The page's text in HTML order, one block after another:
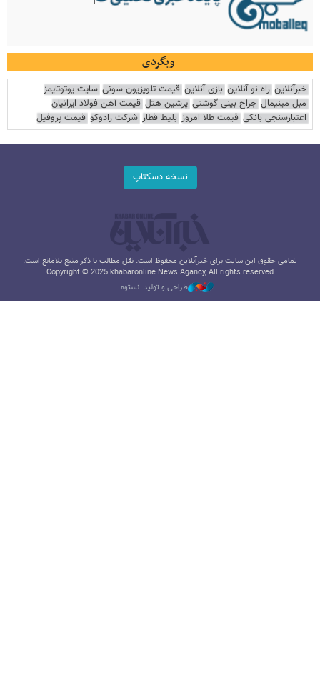
وبگردی
خبرآنلاین راه نو آنلاین بازی آنلاین قیمت تلویزیون سونی سایت یوتوتایمز
مبل مینیمال جراح بینی گوشتی پرشین هتل قیمت آهن فولاد ایرانیان
اعتبارسنجی بانکی قیمت طلا امروز بلیط قطار شرکت رادوکو قیمت پروفیل
نسخه دسکتاپ
تمامی حقوق این سایت برای خبرآنلاین محفوظ است. نقل مطالب با ذکر منبع بلامانع است.
Copyright © 2025 khabaronline News Agancy, All rights reserved
طراحی و تولید: نستوه